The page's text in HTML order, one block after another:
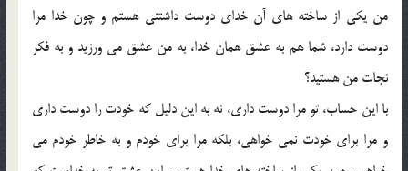
من يکي از ساخته هاي آن خداي دوست داشتني هستم و چون خدا مرا
دوست دارد، شما هم به عشق همان خدا، به من عشق مي ورزيد و به فکر
نجات من هستيد؟
با اين حساب، تو مرا دوست داري، نه به اين دليل که خودت را دوست داري
و مرا براي خودت نمي خواهي، بلکه مرا براي خودم و به خاطر خودم مي